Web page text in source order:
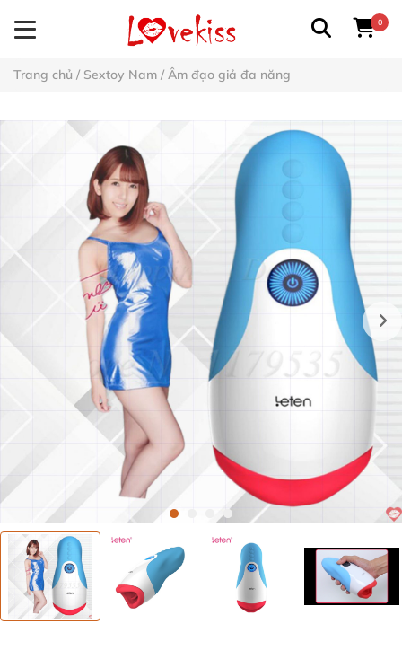
0
Trang chủ / Sextoy Nam / Âm đạo giả đa năng